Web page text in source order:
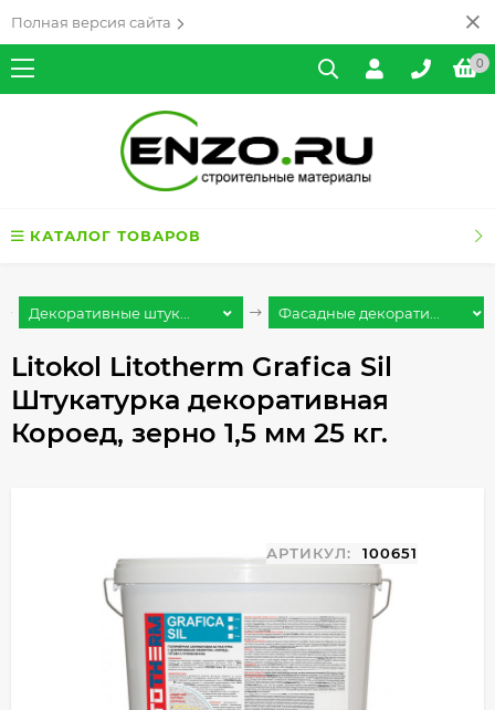
Полная версия сайта
0
КАТАЛОГ ТОВАРОВ
Декоративные штук... Фасадные декорати...
Litokol Litotherm Grafica Sil
Штукатурка декоративная
Короед, зерно 1,5 мм 25 кг.
АРТИКУЛ: 100651